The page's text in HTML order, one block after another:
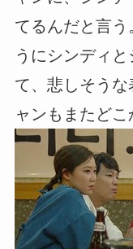
てるんだと言
うにシンディ
て、悲しそう
ャンもまたどこ